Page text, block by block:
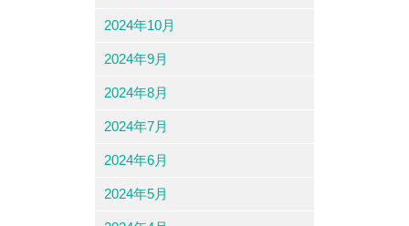
2024年10月
2024年9月
2024年8月
2024年7月
2024年6月
2024年5月